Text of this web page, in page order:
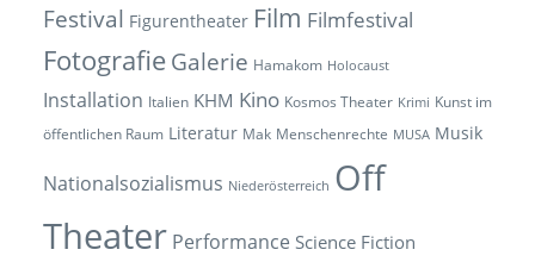
Festival Figurentheater Film Filmfestival
Fotografie Galerie Hamakom Holocaust
Installation Italien KHM Kino Kosmos Theater Krimi Kunst im
öffentlichen Raum Literatur Mak Menschenrechte MUSA Musik
Nationalsozialismus Niederösterreich Off
Theater Performance Science Fiction